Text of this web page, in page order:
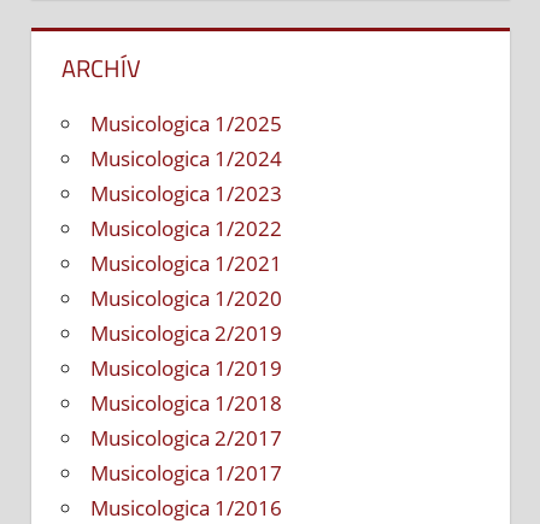
ARCHÍV
Musicologica 1/2025
Musicologica 1/2024
Musicologica 1/2023
Musicologica 1/2022
Musicologica 1/2021
Musicologica 1/2020
Musicologica 2/2019
Musicologica 1/2019
Musicologica 1/2018
Musicologica 2/2017
Musicologica 1/2017
Musicologica 1/2016